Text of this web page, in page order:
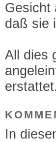
Gesicht
daß sie
All dies
erstattet.
In